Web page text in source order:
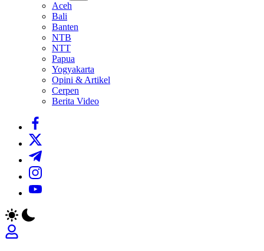
Aceh
Bali
Banten
NTB
NTT
Papua
Yogyakarta
Opini & Artikel
Cerpen
Berita Video
https://www.facebook.com/
https://twitter.com/
https://t.me/
https://www.instagram.com/
https://youtube.com/